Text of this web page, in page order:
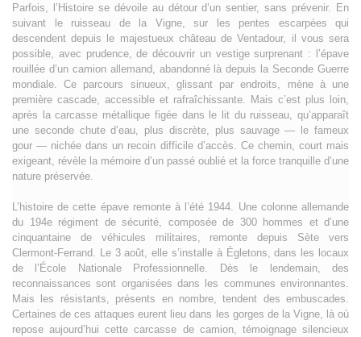
Parfois, l’Histoire se dévoile au détour d’un sentier, sans prévenir. En
suivant le ruisseau de la Vigne, sur les pentes escarpées qui
descendent depuis le majestueux château de Ventadour, il vous sera
possible, avec prudence, de découvrir un vestige surprenant : l’épave
rouillée d’un camion allemand, abandonné là depuis la Seconde Guerre
mondiale. Ce parcours sinueux, glissant par endroits, mène à une
première cascade, accessible et rafraîchissante. Mais c’est plus loin,
après la carcasse métallique figée dans le lit du ruisseau, qu’apparaît
une seconde chute d’eau, plus discrète, plus sauvage — le fameux
gour — nichée dans un recoin difficile d’accès. Ce chemin, court mais
exigeant, révèle la mémoire d’un passé oublié et la force tranquille d’une
nature préservée.
L’histoire de cette épave remonte à l’été 1944. Une colonne allemande
du 194e régiment de sécurité, composée de 300 hommes et d’une
cinquantaine de véhicules militaires, remonte depuis Sète vers
Clermont-Ferrand. Le 3 août, elle s’installe à Égletons, dans les locaux
de l’École Nationale Professionnelle. Dès le lendemain, des
reconnaissances sont organisées dans les communes environnantes.
Mais les résistants, présents en nombre, tendent des embuscades.
Certaines de ces attaques eurent lieu dans les gorges de la Vigne, là où
repose aujourd’hui cette carcasse de camion, témoignage silencieux